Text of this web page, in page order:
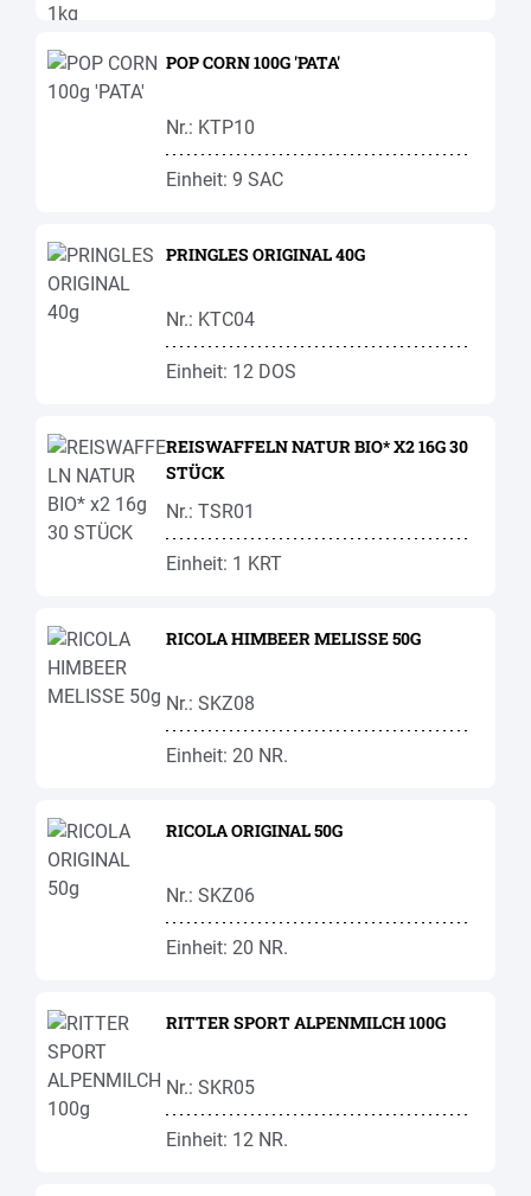
POP CORN 100G 'PATA'
Nr.: KTP10
Einheit: 9 SAC
PRINGLES ORIGINAL 40G
Nr.: KTC04
Einheit: 12 DOS
REISWAFFELN NATUR BIO* X2 16G 30
STÜCK
Nr.: TSR01
Einheit: 1 KRT
RICOLA HIMBEER MELISSE 50G
Nr.: SKZ08
Einheit: 20 NR.
RICOLA ORIGINAL 50G
Nr.: SKZ06
Einheit: 20 NR.
RITTER SPORT ALPENMILCH 100G
Nr.: SKR05
Einheit: 12 NR.